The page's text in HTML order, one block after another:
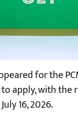
for the
apply, with the
16, 2026.